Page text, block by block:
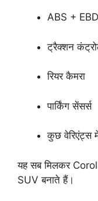
ABS + EBD
ट्रैक्शन
रियर कैमरा
पार्किंग सेंसर्स
कुछ वेरिएंट्स
यह सब मिलकर
SUV बनाते हैं।